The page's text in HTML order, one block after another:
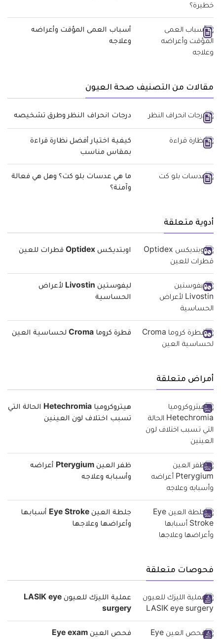
أسباب العمى المؤقت وأعراضه
وعلاجه
مقالات من التصنيف صحة العيون
درجات انحراف النظر وطرق تشخيصه
كيفية اختيار أفضل نظارة قراءة
بمقاس مناسب
ما هي عدسات بلو كت؟ وهل هي فعالة
وآمنة؟
أدوية متعلقة
اوبتديكس Optidex قطرات للعين
ليفوستين Livostin لأعراض
الحساسية
قطرة كروما Croma لحساسية العين
أمراض متعلقة
هيتروكروميا Hetechromia الحالة التي
تسبب اختلاف لون العينين
ظفر العين Pterygium أعراضه
وأسبابه وعلاجه
جلطة العين Eye Stroke أسبابها
وأعراضها وعلاجها
فحوصات متعلقة
عملية الليزك للعيون LASIK eye
surgery
فحص العين Eye exam